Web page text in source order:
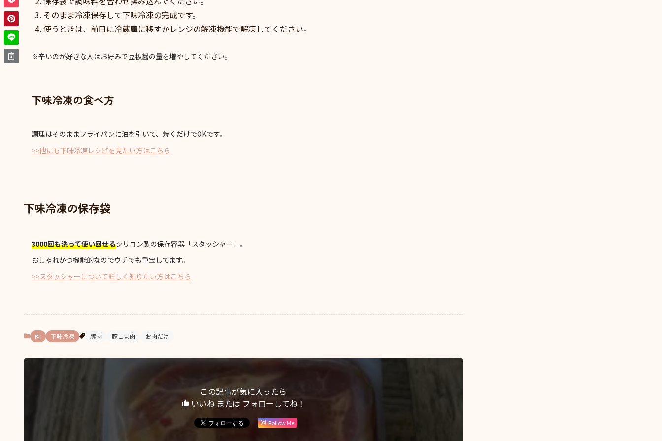
そのまま冷凍保存して下味冷凍の完成です。
使うときは、前日に冷蔵庫に移すかレンジの解凍機能で解凍してください。
※辛いのが好きな人はお好みで豆板醤の量を増やしてください。
下味冷凍の食べ方
調理はそのままフライパンに油を引いて、焼くだけでOKです。
>>他にも下味冷凍レシピを見たい方はこちら
下味冷凍の保存袋
3000回も洗って使い回せるシリコン製の保存容器「スタッシャー」。
おしゃれかつ機能的なのでウチでも重宝してます。
>>スタッシャーについて詳しく知りたい方はこちら
肉 下味冷凍 豚肉 豚こま肉 お肉だけ
この記事が気に入ったら
いいね または フォローしてね！
Follow Me